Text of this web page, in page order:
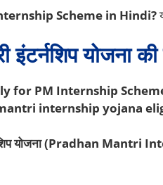
Scheme in Hindi?
इंटर्नशिप योजना
for PM Internship
internship yojana
योजना (Pradhan Mantri